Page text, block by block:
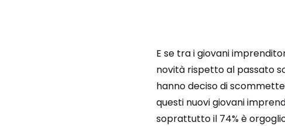
E se tra i giovani
novità rispetto al passato
hanno deciso di
questi nuovi giovani
soprattutto il 74% è